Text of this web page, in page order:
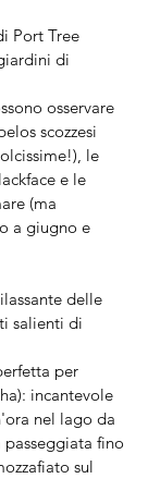
Port Tree
di
osservare
scozzesi
le
e le
(ma
a giugno e
delle
salienti di
per
incantevole
nel lago da
fino
sul